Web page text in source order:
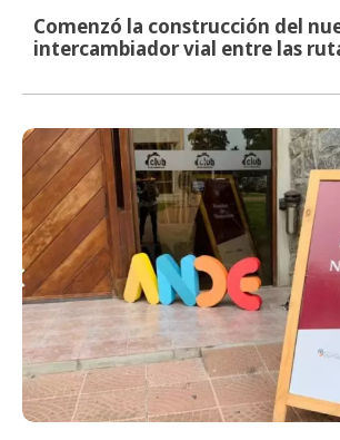
Comenzó la construcción del
intercambiador vial entre las